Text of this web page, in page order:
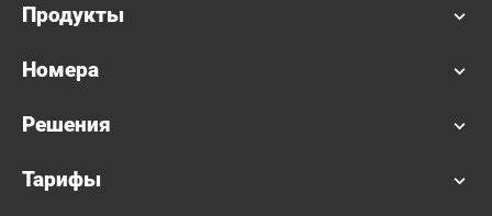
Продукты
Номера
Решения
Тарифы